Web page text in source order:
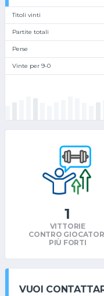
Titoli vinti
Partite totali
Perse
Vinte per 9-0
1
VITTORIE
CONTRO
PIÙ FORTI
VUOI